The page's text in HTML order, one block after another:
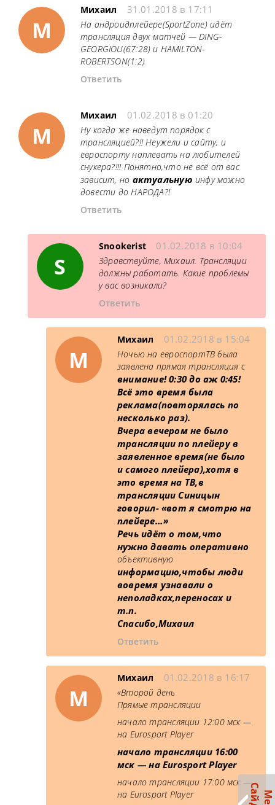
М
Михаил 31.01.2018 в 17:11
На андроидплейере(SportZone) идёт
трансляция двух матчей — DING-
GEORGIOU(67:28) и HAMILTON-
ROBERTSON(1:2)
Ответить
М
Михаил 01.02.2018 в 01:20
Ну когда же наведут порядок с
трансляцией?!! Неужели и сайту, и
евроспорту наплевать на любителей
снукера?!!! Понятно,что не всё от вас
зависит, но актуальную инфу можно
довести до НАРОДА?!
Ответить
S
Snookerist 01.02.2018 в 10:04
Здравствуйте, Михаил. Трансляции
должны работать. Какие проблемы
у вас возникали?
Ответить
М
Михаил 01.02.2018 в 15:04
Ночью на евроспортТВ была
заявлена прямая трансляция с
внимание!0:30 до аж 0:45!
Всё это время была
реклама(повторялась по
несколько раз).
Вчера вечером не было
трансляции по плейеру в
заявленное время(не было
и самого плейера),хотя в
это время на ТВ,в
трансляции Синицын
говорил- «вот я смотрю на
плейере…»
Речь идёт о том,что
нужно давать оперативно
объективную
информацию,чтобы люди
вовремя узнавали о
неполадках,переносах и
т.п.
Спасибо,Михаил
Ответить
М
Михаил 01.02.2018 в 16:17
«Второй день
Прямые трансляции
начало трансляции 12:00 мск —
на Eurosport Player
начало трансляции 16:00
мск — на Eurosport Player
начало трансляции 17:00 мск —
на Eurosport Player